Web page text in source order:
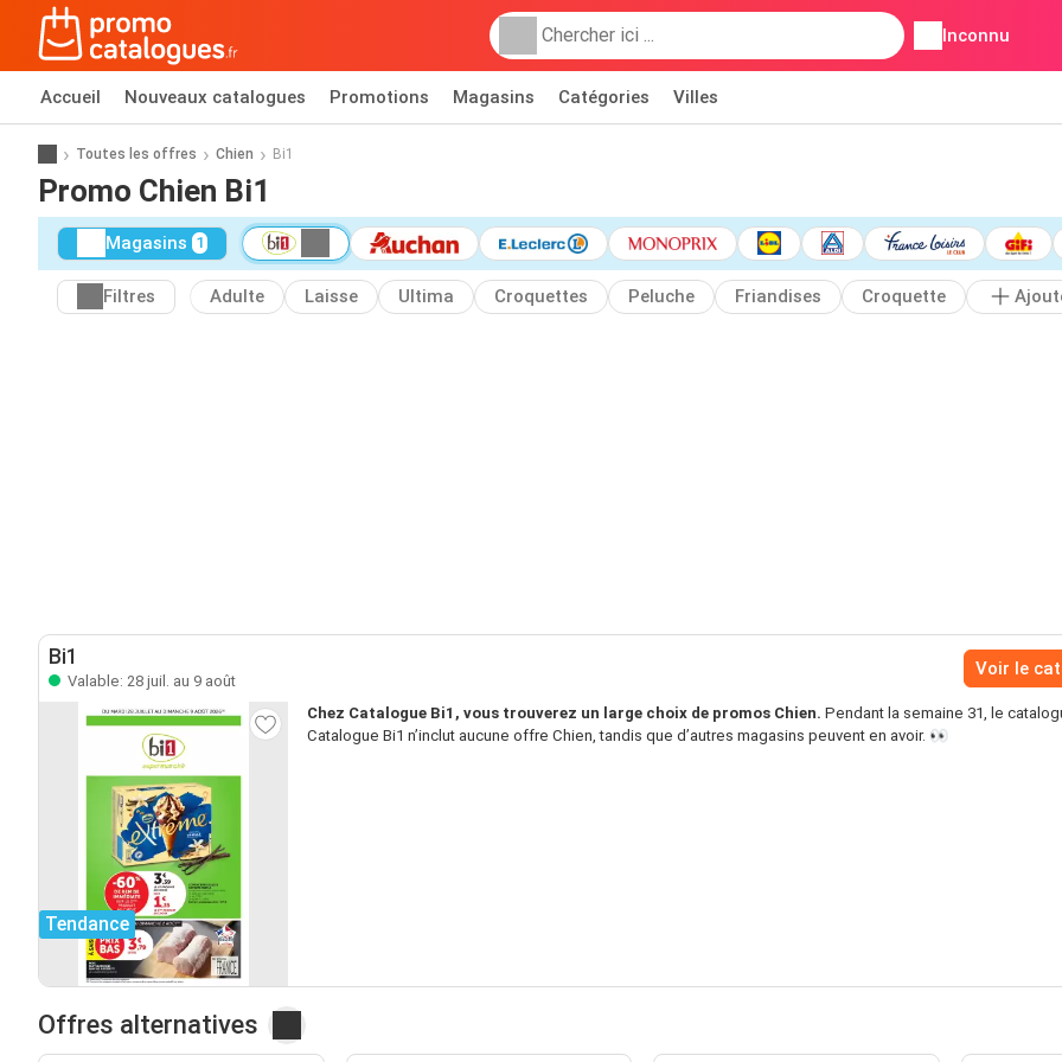
Inconnu
Accueil Nouveaux catalogues Promotions Magasins Catégories Villes
Toutes les offres Chien Bi1
Promo Chien Bi1
Magasins 1
Filtres Adulte Laisse Ultima Croquettes Peluche Friandises Croquette
Bi1
Valable: 28 juil. au 9 août
Voir le
Tendance
Chez Catalogue Bi1, vous trouverez un large choix de promos Chien. Pendant la semaine 31, le
Catalogue Bi1 n’inclut aucune offre Chien, tandis que d’autres magasins peuvent en avoir. 👀
Offres alternatives